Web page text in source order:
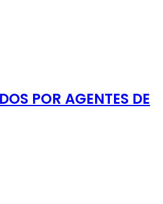
POR AGENTES DE